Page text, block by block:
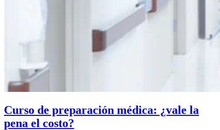
Curso de preparación médica: ¿vale la
pena el costo?